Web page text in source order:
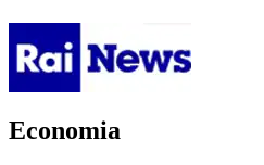
Economia